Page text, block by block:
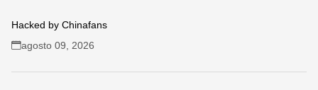
Hacked by Chinafans
agosto 09, 2026